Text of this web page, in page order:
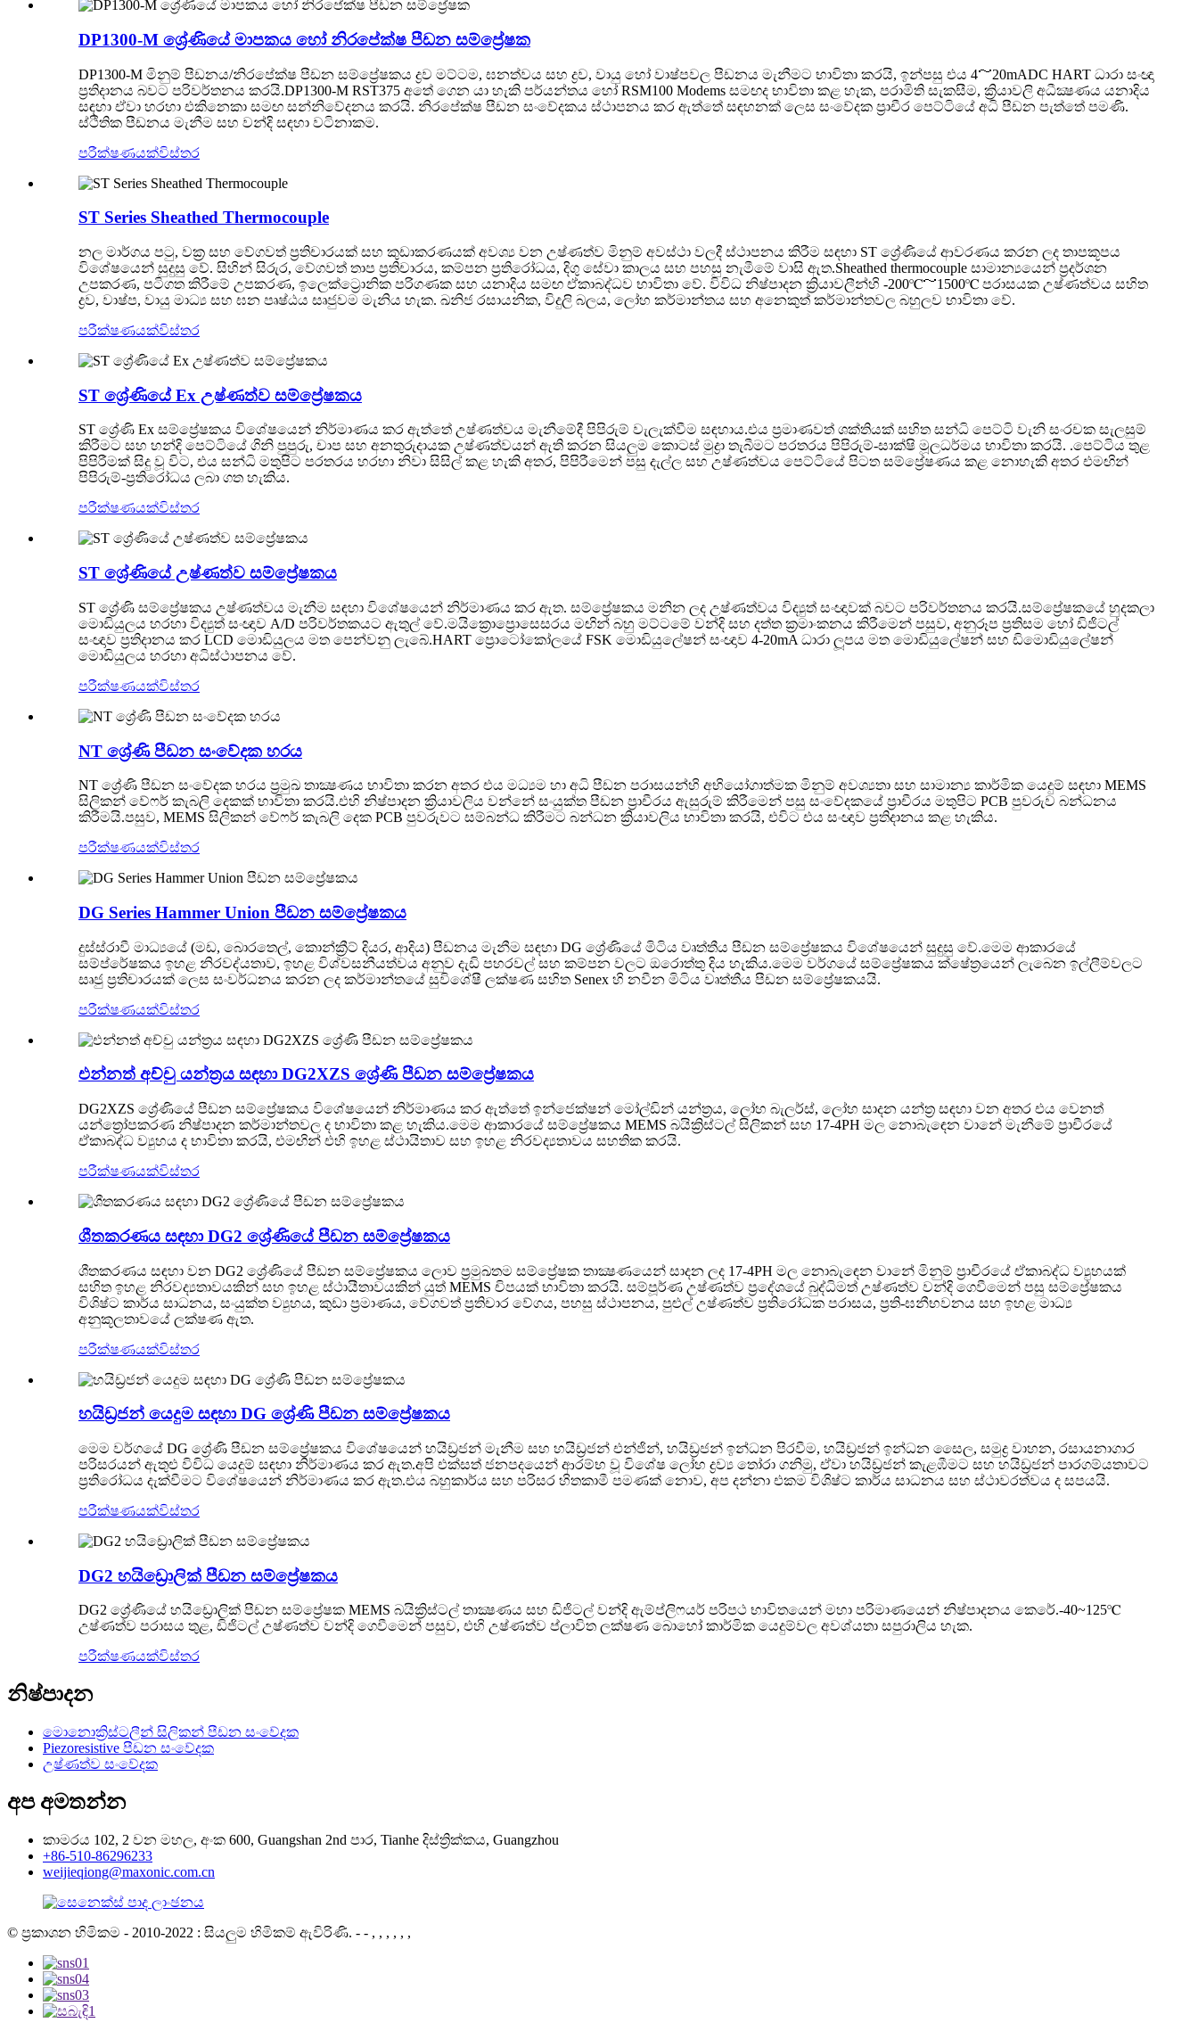
DP1300-M ශ්‍රේණියේ මාපකය හෝ නිරපේක්ෂ පීඩන සම්ප්‍රේෂක
DP1300-M මිනුම් පීඩනය/නිරපේක්ෂ පීඩන සම්ප්‍රේෂකය ද්‍රව මට්ටම, ඝනත්වය සහ ද්‍රව, වායු හෝ වාෂ්පවල පීඩනය මැනීමට භාවිතා කරයි, ඉන්පසු එය 4～20mADC HART ධාරා සංඥා
ප්‍රතිදානය බවට පරිවර්තනය කරයි.DP1300-M RST375 අතේ ගෙන යා හැකි පර්යන්තය හෝ RSM100 Modems සමඟද භාවිතා කළ හැක, පරාමිති සැකසීම, ක්‍රියාවලි අධීක්‍ෂණය යනාදිය
සඳහා ඒවා හරහා එකිනෙකා සමඟ සන්නිවේදනය කරයි. නිරපේක්ෂ පීඩන සංවේදකය ස්ථාපනය කර ඇත්තේ සඳහනක් ලෙස සංවේදක ප්‍රාචීර පෙට්ටියේ අධි පීඩන පැත්තේ පමණි.
ස්ථිතික පීඩනය මැනීම සහ වන්දි සඳහා වටිනාකම.
පරීක්ෂණයක්විස්තර
ST Series Sheathed Thermocouple
නල මාර්ගය පටු, වක්‍ර සහ වේගවත් ප්‍රතිචාරයක් සහ කුඩාකරණයක් අවශ්‍ය වන උෂ්ණත්ව මිනුම් අවස්ථා වලදී ස්ථාපනය කිරීම සඳහා ST ශ්‍රේණියේ ආවරණය කරන ලද තාපකූපය
විශේෂයෙන් සුදුසු වේ. සිහින් සිරුර, වේගවත් තාප ප්‍රතිචාරය, කම්පන ප්‍රතිරෝධය, දිගු සේවා කාලය සහ පහසු නැමීමේ වාසි ඇත.Sheathed thermocouple සාමාන්‍යයෙන් ප්‍රදර්ශන
උපකරණ, පටිගත කිරීමේ උපකරණ, ඉලෙක්ට්‍රොනික පරිගණක සහ යනාදිය සමඟ ඒකාබද්ධව භාවිතා වේ. විවිධ නිෂ්පාදන ක්‍රියාවලීන්හි -200℃～1500℃ පරාසයක උෂ්ණත්වය සහිත
ද්‍රව, වාෂ්ප, වායු මාධ්‍ය සහ ඝන පෘෂ්ඨය සෘජුවම මැනිය හැක. ඛනිජ රසායනික, විදුලි බලය, ලෝහ කර්මාන්තය සහ අනෙකුත් කර්මාන්තවල බහුලව භාවිතා වේ.
පරීක්ෂණයක්විස්තර
ST ශ්‍රේණියේ Ex උෂ්ණත්ව සම්ප්‍රේෂකය
ST ශ්‍රේණි Ex සම්ප්‍රේෂකය විශේෂයෙන් නිර්මාණය කර ඇත්තේ උෂ්ණත්වය මැනීමේදී පිපිරුම් වැලැක්වීම සඳහාය.එය ප්‍රමාණවත් ශක්තියක් සහිත සන්ධි පෙට්ටි වැනි සංරචක සැලසුම්
කිරීමට සහ හන්දි පෙට්ටියේ ගිනි පුපුරු, චාප සහ අනතුරුදායක උෂ්ණත්වයන් ඇති කරන සියලුම කොටස් මුද්‍රා තැබීමට පරතරය පිපිරුම්-සාක්ෂි මූලධර්මය භාවිතා කරයි. .පෙට්ටිය තුළ
පිපිරීමක් සිදු වූ විට, එය සන්ධි මතුපිට පරතරය හරහා නිවා සිසිල් කළ හැකි අතර, පිපිරීමෙන් පසු දැල්ල සහ උෂ්ණත්වය පෙට්ටියේ පිටත සම්ප්‍රේෂණය කළ නොහැකි අතර එමඟින්
පිපිරුම්-ප්‍රතිරෝධය ලබා ගත හැකිය.
පරීක්ෂණයක්විස්තර
ST ශ්‍රේණියේ උෂ්ණත්ව සම්ප්‍රේෂකය
ST ශ්‍රේණි සම්ප්‍රේෂකය උෂ්ණත්වය මැනීම සඳහා විශේෂයෙන් නිර්මාණය කර ඇත. සම්ප්‍රේෂකය මනින ලද උෂ්ණත්වය විද්‍යුත් සංඥාවක් බවට පරිවර්තනය කරයි.සම්ප්‍රේෂකයේ හුදකලා
මොඩියුලය හරහා විද්‍යුත් සංඥාව A/D පරිවර්තකයට ඇතුල් වේ.මයික්‍රොප්‍රොසෙසරය මඟින් බහු මට්ටමේ වන්දි සහ දත්ත ක්‍රමාංකනය කිරීමෙන් පසුව, අනුරූප ප්‍රතිසම හෝ ඩිජිටල්
සංඥාව ප්‍රතිදානය කර LCD මොඩියුලය මත පෙන්වනු ලැබේ.HART ප්‍රොටෝකෝලයේ FSK මොඩියුලේෂන් සංඥාව 4-20mA ධාරා ලූපය මත මොඩියුලේෂන් සහ ඩිමොඩියුලේෂන්
මොඩියුලය හරහා අධිස්ථාපනය වේ.
පරීක්ෂණයක්විස්තර
NT ශ්‍රේණි පීඩන සංවේදක හරය
NT ශ්‍රේණි පීඩන සංවේදක හරය ප්‍රමුඛ තාක්‍ෂණය භාවිතා කරන අතර එය මධ්‍යම හා අධි පීඩන පරාසයන්හි අභියෝගාත්මක මිනුම් අවශ්‍යතා සහ සාමාන්‍ය කාර්මික යෙදුම් සඳහා MEMS
සිලිකන් වේෆර් කැබලි දෙකක් භාවිතා කරයි.එහි නිෂ්පාදන ක්‍රියාවලිය වන්නේ සංයුක්ත පීඩන ප්‍රාචීරය ඇසුරුම් කිරීමෙන් පසු සංවේදකයේ ප්‍රාචීරය මතුපිට PCB පුවරුව බන්ධනය
කිරීමයි.පසුව, MEMS සිලිකන් වේෆර් කැබලි දෙක PCB පුවරුවට සම්බන්ධ කිරීමට බන්ධන ක්‍රියාවලිය භාවිතා කරයි, එවිට එය සංඥාව ප්‍රතිදානය කළ හැකිය.
පරීක්ෂණයක්විස්තර
DG Series Hammer Union පීඩන සම්ප්‍රේෂකය
දුස්ස්රාවී මාධ්‍යයේ (මඩ, බොරතෙල්, කොන්ක්‍රීට් දියර, ආදිය) පීඩනය මැනීම සඳහා DG ශ්‍රේණියේ මිටිය වෘත්තීය පීඩන සම්ප්‍රේෂකය විශේෂයෙන් සුදුසු වේ.මෙම ආකාරයේ
සම්ප්රේෂකය ඉහළ නිරවද්යතාව, ඉහළ විශ්වසනීයත්වය අනුව දැඩි පහරවල් සහ කම්පන වලට ඔරොත්තු දිය හැකිය.මෙම වර්ගයේ සම්ප්‍රේෂකය ක්ෂේත්‍රයෙන් ලැබෙන ඉල්ලීම්වලට
සෘජු ප්‍රතිචාරයක් ලෙස සංවර්ධනය කරන ලද කර්මාන්තයේ සුවිශේෂී ලක්ෂණ සහිත Senex හි නවීන මිටිය වෘත්තීය පීඩන සම්ප්‍රේෂකයයි.
පරීක්ෂණයක්විස්තර
එන්නත් අච්චු යන්ත්‍රය සඳහා DG2XZS ශ්‍රේණි පීඩන සම්ප්‍රේෂකය
DG2XZS ශ්‍රේණියේ පීඩන සම්ප්‍රේෂකය විශේෂයෙන් නිර්මාණය කර ඇත්තේ ඉන්ජෙක්ෂන් මෝල්ඩින් යන්ත්‍රය, ලෝහ බැලර්ස්, ලෝහ සාදන යන්ත්‍ර සඳහා වන අතර එය වෙනත්
යන්ත්‍රෝපකරණ නිෂ්පාදන කර්මාන්තවල ද භාවිතා කළ හැකිය.මෙම ආකාරයේ සම්ප්‍රේෂකය MEMS බයික්‍රිස්ටල් සිලිකන් සහ 17-4PH මල නොබැඳෙන වානේ මැනීමේ ප්‍රාචීරයේ
ඒකාබද්ධ ව්‍යුහය ද භාවිතා කරයි, එමඟින් එහි ඉහළ ස්ථායිතාව සහ ඉහළ නිරවද්‍යතාවය සහතික කරයි.
පරීක්ෂණයක්විස්තර
ශීතකරණය සඳහා DG2 ශ්‍රේණියේ පීඩන සම්ප්‍රේෂකය
ශීතකරණය සඳහා වන DG2 ශ්‍රේණියේ පීඩන සම්ප්‍රේෂකය ලොව ප්‍රමුඛතම සම්ප්‍රේෂක තාක්‍ෂණයෙන් සාදන ලද 17-4PH මල නොබැඳෙන වානේ මිනුම් ප්‍රාචීරයේ ඒකාබද්ධ ව්‍යුහයක්
සහිත ඉහළ නිරවද්‍යතාවයකින් සහ ඉහළ ස්ථායීතාවයකින් යුත් MEMS චිපයක් භාවිතා කරයි. සම්පූර්ණ උෂ්ණත්ව ප්‍රදේශයේ බුද්ධිමත් උෂ්ණත්ව වන්දි ගෙවීමෙන් පසු සම්ප්‍රේෂකය
විශිෂ්ට කාර්ය සාධනය, සංයුක්ත ව්‍යුහය, කුඩා ප්‍රමාණය, වේගවත් ප්‍රතිචාර වේගය, පහසු ස්ථාපනය, පුළුල් උෂ්ණත්ව ප්‍රතිරෝධක පරාසය, ප්‍රති-ඝනීභවනය සහ ඉහළ මාධ්‍ය
අනුකූලතාවයේ ලක්ෂණ ඇත.
පරීක්ෂණයක්විස්තර
හයිඩ්‍රජන් යෙදුම සඳහා DG ශ්‍රේණි පීඩන සම්ප්‍රේෂකය
මෙම වර්ගයේ DG ශ්‍රේණි පීඩන සම්ප්‍රේෂකය විශේෂයෙන් හයිඩ්‍රජන් මැනීම සහ හයිඩ්‍රජන් එන්ජින්, හයිඩ්‍රජන් ඉන්ධන පිරවීම, හයිඩ්‍රජන් ඉන්ධන සෛල, සමුද්‍ර වාහන, රසායනාගාර
පරිසරයන් ඇතුළු විවිධ යෙදුම් සඳහා නිර්මාණය කර ඇත.අපි එක්සත් ජනපදයෙන් ආරම්භ වූ විශේෂ ලෝහ ද්‍රව්‍ය තෝරා ගනිමු, ඒවා හයිඩ්‍රජන් කැළඹීමට සහ හයිඩ්‍රජන් පාරගම්යතාවට
ප්‍රතිරෝධය දැක්වීමට විශේෂයෙන් නිර්මාණය කර ඇත.එය බහුකාර්ය සහ පරිසර හිතකාමී පමණක් නොව, අප දන්නා එකම විශිෂ්ට කාර්ය සාධනය සහ ස්ථාවරත්වය ද සපයයි.
පරීක්ෂණයක්විස්තර
DG2 හයිඩ්‍රොලික් පීඩන සම්ප්‍රේෂකය
DG2 ශ්‍රේණියේ හයිඩ්‍රොලික් පීඩන සම්ප්‍රේෂක MEMS බයික්‍රිස්ටල් තාක්‍ෂණය සහ ඩිජිටල් වන්දි ඇම්ප්ලිෆයර් පරිපථ භාවිතයෙන් මහා පරිමාණයෙන් නිෂ්පාදනය කෙරේ.-40~125℃
උෂ්ණත්ව පරාසය තුළ, ඩිජිටල් උෂ්ණත්ව වන්දි ගෙවීමෙන් පසුව, එහි උෂ්ණත්ව ප්ලාවිත ලක්ෂණ බොහෝ කාර්මික යෙදුම්වල අවශ්යතා සපුරාලිය හැක.
පරීක්ෂණයක්විස්තර
නිෂ්පාදන
මොනොක්‍රිස්ටලීන් සිලිකන් පීඩන සංවේදක
Piezoresistive පීඩන සංවේදක
උෂ්ණත්ව සංවේදක
අප අමතන්න
කාමරය 102, 2 වන මහල, අංක 600, Guangshan 2nd පාර, Tianhe දිස්ත්‍රික්කය, Guangzhou
+86-510-86296233
weijieqiong@maxonic.com.cn
© ප්‍රකාශන හිමිකම - 2010-2022 : සියලුම හිමිකම් ඇවිරිණි. - - , , , , , ,